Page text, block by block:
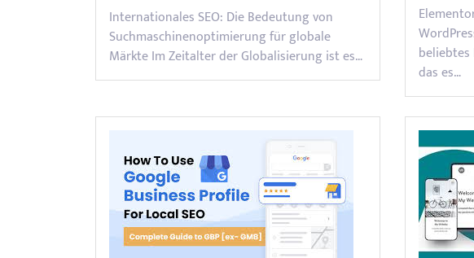
Internationales SEO: Die Bedeutung von
Suchmaschinenoptimierung für globale
Märkte Im Zeitalter der Globalisierung ist es…
beliebtes
das es…